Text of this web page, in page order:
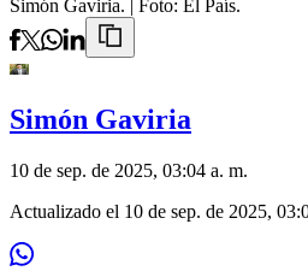
Simón Gaviria. | Foto: El País.
Simón Gaviria
10 de sep. de 2025, 03:04 a. m.
Actualizado el 10 de sep. de 2025,